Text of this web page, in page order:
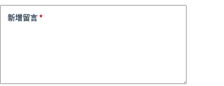
新增留言 *